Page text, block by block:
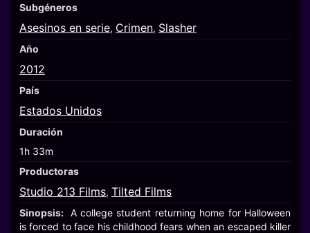
Subgéneros
Asesinos en serie, Crimen, Slasher
Año
2012
País
Estados Unidos
Duración
1h 33m
Productoras
Studio 213 Films, Tilted Films
Sinopsis: A college student returning home for Halloween
is forced to face his childhood fears when an escaped killer